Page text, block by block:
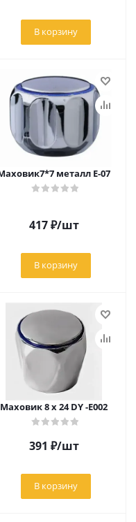
В корзину
Маховик7*7 металл Е-07
417₽/шт
В корзину
Маховик 8 х 24 DY -E002
391 ₽/шт
В корзину